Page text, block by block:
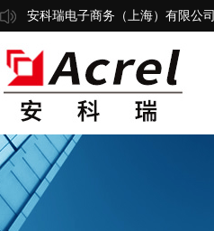
安科瑞电子商务（上海）有限公司